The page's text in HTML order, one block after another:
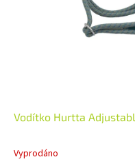
Vodítko Hurtta
Vyprodáno